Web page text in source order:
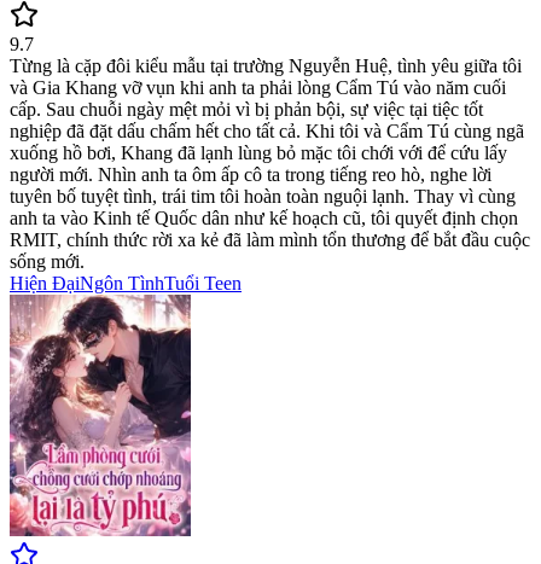
9.7
Từng là cặp đôi kiểu mẫu tại trường Nguyễn Huệ, tình yêu giữa tôi
và Gia Khang vỡ vụn khi anh ta phải lòng Cẩm Tú vào năm cuối
cấp. Sau chuỗi ngày mệt mỏi vì bị phản bội, sự việc tại tiệc tốt
nghiệp đã đặt dấu chấm hết cho tất cả. Khi tôi và Cẩm Tú cùng ngã
xuống hồ bơi, Khang đã lạnh lùng bỏ mặc tôi chới với để cứu lấy
người mới. Nhìn anh ta ôm ấp cô ta trong tiếng reo hò, nghe lời
tuyên bố tuyệt tình, trái tim tôi hoàn toàn nguội lạnh. Thay vì cùng
anh ta vào Kinh tế Quốc dân như kế hoạch cũ, tôi quyết định chọn
RMIT, chính thức rời xa kẻ đã làm mình tổn thương để bắt đầu cuộc
sống mới.
Hiện ĐạiNgôn TìnhTuổi Teen